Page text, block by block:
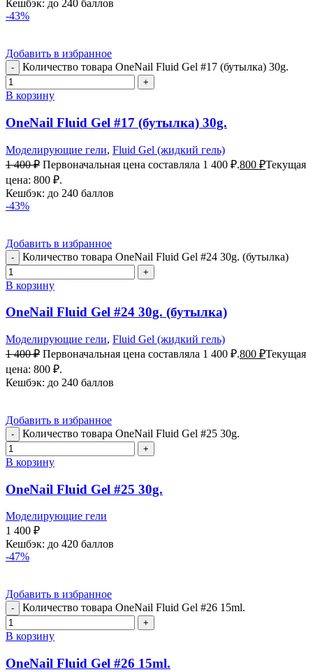
Кешбэк: до 240 баллов
-43%
Добавить в избранное
Количество товара OneNail Fluid Gel #17 (бутылка) 30g.
В корзину
OneNail Fluid Gel #17 (бутылка) 30g.
Моделирующие гели, Fluid Gel (жидкий гель)
1 400₽ Первоначальная цена составляла 1 400 ₽.800 ₽Текущая
цена: 800 ₽.
Кешбэк: до 240 баллов
-43%
Добавить в избранное
Количество товара OneNail Fluid Gel #24 30g. (бутылка)
В корзину
OneNail Fluid Gel #24 30g. (бутылка)
Моделирующие гели, Fluid Gel (жидкий гель)
1 400₽ Первоначальная цена составляла 1 400 ₽.800 ₽Текущая
цена: 800 ₽.
Кешбэк: до 240 баллов
Добавить в избранное
Количество товара OneNail Fluid Gel #25 30g.
В корзину
OneNail Fluid Gel #25 30g.
Моделирующие гели
1 400 ₽
Кешбэк: до 420 баллов
-47%
Добавить в избранное
Количество товара OneNail Fluid Gel #26 15ml.
В корзину
OneNail Fluid Gel #26 15ml.